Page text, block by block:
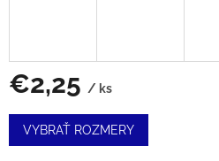
€2,25 / ks
Jednotková
cena:
VYBRAŤ ROZMERY